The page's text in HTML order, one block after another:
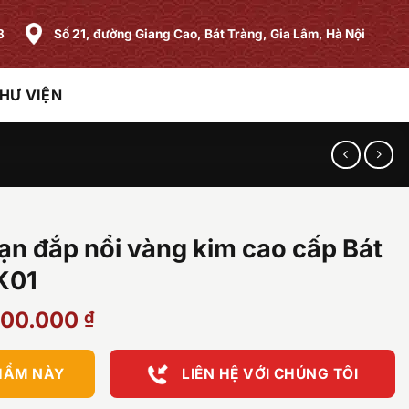
Số 21, đường Giang Cao, Bát Tràng, Gia Lâm, Hà Nội
VIỆN
đắp nổi vàng kim cao cấp Bát
₫.
₫Giá
tại
NÀY LIÊN HỆ VỚI CHÚNG TÔI